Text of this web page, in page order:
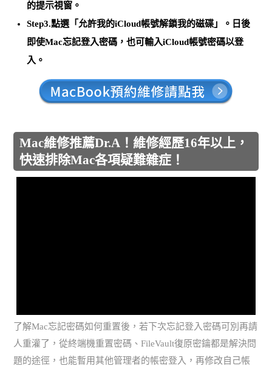
的提示視窗。
Step3.點選「允許我的iCloud帳號解鎖我的磁碟」
。日後
即使Mac忘記登入密碼，也可輸入iCloud帳號密碼以登
入。
Mac維修推薦Dr.A！維修經歷16年以上，
快速排除Mac各項疑難雜症！
了解Mac忘記密碼如何重置後，若下次忘記登入密碼可別再請
人重灌了，從終端機重置密碼、FileVault復原密鑰都是解決問
題的途徑，也能暫用其他管理者的帳密登入，再修改自己帳